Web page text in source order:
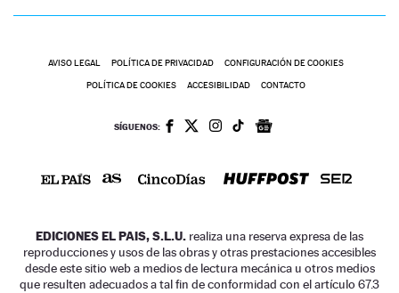
AVISO LEGAL POLÍTICA DE PRIVACIDAD CONFIGURACIÓN DE COOKIES
POLÍTICA DE COOKIES ACCESIBILIDAD CONTACTO
SÍGUENOS:
EDICIONES EL PAIS, S.L.U. realiza una reserva expresa de las
reproducciones y usos de las obras y otras prestaciones accesibles
desde este sitio web a medios de lectura mecánica u otros medios
que resulten adecuados a tal fin de conformidad con el artículo 67.3